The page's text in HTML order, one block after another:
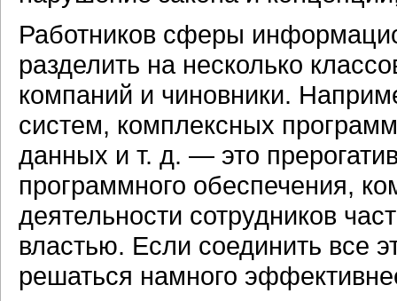
Работников сферы
разделить на несколько
компаний и чиновники.
систем, комплексных
данных и т. д. — это
программного обеспечения,
деятельности сотрудников
властью. Если соединить все
решаться намного